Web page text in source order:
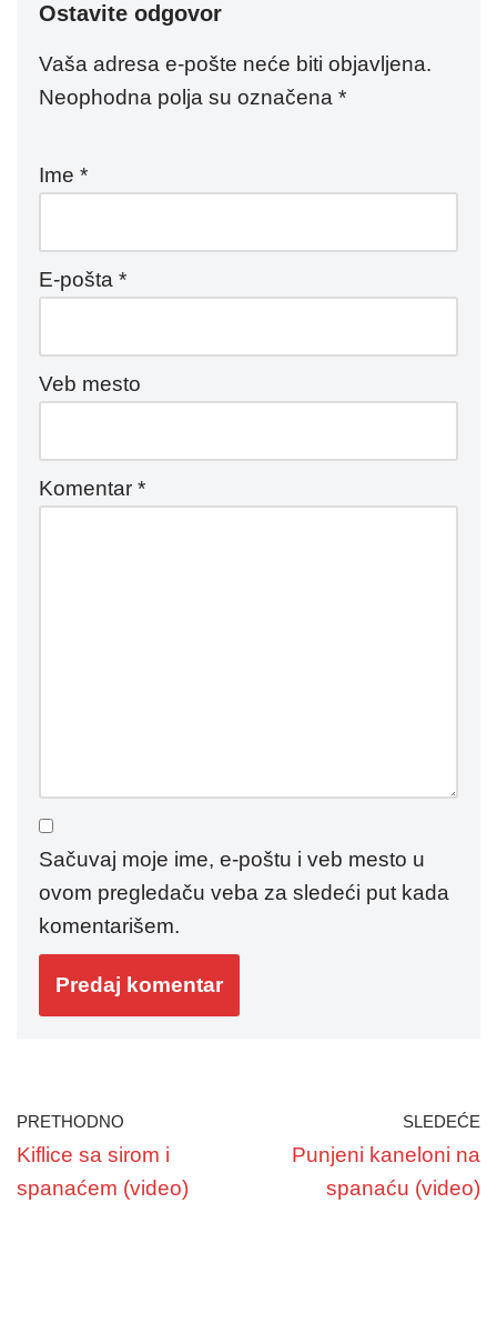
Ostavite odgovor
Vaša adresa e-pošte neće biti objavljena.
Neophodna polja su označena *
Ime *
E-pošta *
Veb mesto
Komentar *
Sačuvaj moje ime, e-poštu i veb mesto u
ovom pregledaču veba za sledeći put kada
komentarišem.
PRETHODNO
Kiflice sa sirom i
spanaćem (video)
SLEDEĆE
Punjeni kaneloni na
spanaću (video)